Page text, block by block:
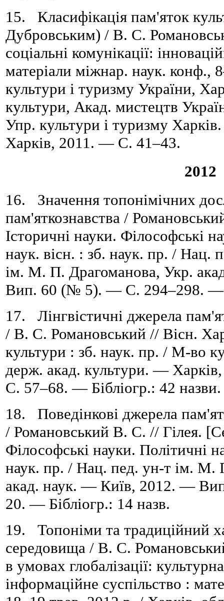
15. Класифікація пам'яток
Дубровським) / В. С.
соціальні комунікації:
матеріали міжнар. наук. конф.,
культури і туризму України,
культури, Акад. мистецтв
Упр. культури і туризму
Харків, 2011. — C. 41–43.
2012
16. Значення топонімічних
пам'яткознавства /
Історичні науки. Філософські
наук. вісн. : зб. наук. пр. / Нац.
ім. М. П. Драгоманова, Укр.
Вип. 60 (№ 5). — C. 294–298. —
17. Лінгвістичні джерела
/ В. С. Романовський // Вісн.
культури : зб. наук. пр. / М-во
держ. акад. культури. —
C. 57–68. — Бібліогр.: 42 назви.
18. Поведінкові джерела
/ Романовський В. С. // Гілея.
Філософські науки. Політичні
наук. пр. / Нац. пед. ун-т ім. М.
акад. наук. — Київ, 2012. —
20. — Бібліогр.: 14 назв.
19. Топоніми та традиційний
середовища / В. С.
в умовах глобалізації:
інформаційне суспільство :